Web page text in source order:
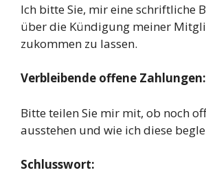
Ich bitte Sie, mir eine schriftliche
über die Kündigung meiner
zukommen zu lassen.
Verbleibende offene Zahlungen:
Bitte teilen Sie mir mit, ob noch
ausstehen und wie ich diese
Schlusswort: